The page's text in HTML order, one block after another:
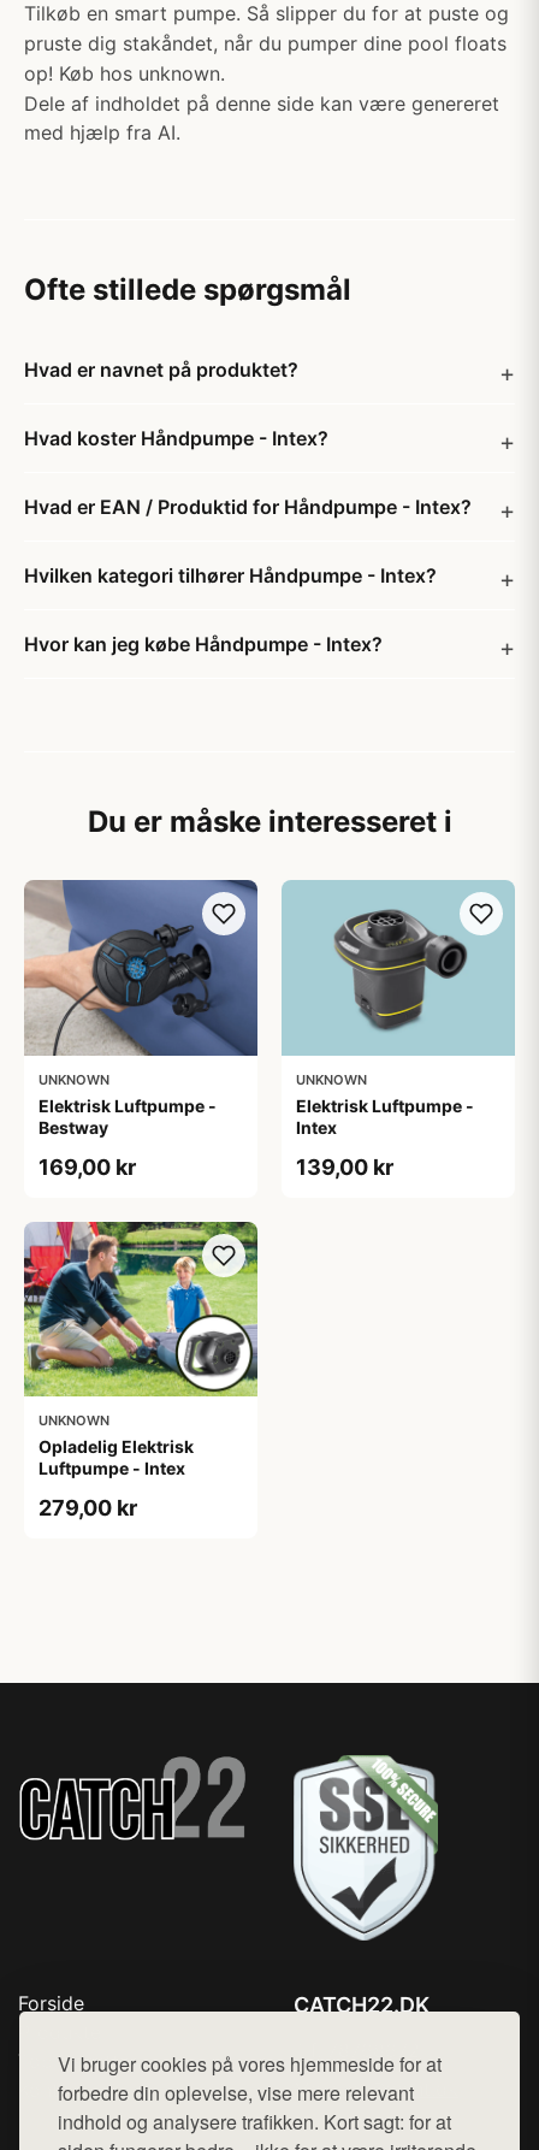
Vi bruger cookies på vores hjemmeside for at
forbedre din oplevelse, vise mere relevant
indhold og analysere trafikken. Kort sagt: for at
Tilkøb en smart pumpe. Så slipper du for at puste og
pruste dig stakåndet, når du pumper dine pool floats
op! Køb hos unknown.
Dele af indholdet på denne side kan være genereret
med hjælp fra AI.
Ofte stillede spørgsmål
Hvad er navnet på produktet?
Hvad koster Håndpumpe - Intex?
Hvad er EAN / Produktid for Håndpumpe - Intex?
Hvilken kategori tilhører Håndpumpe - Intex?
Hvor kan jeg købe Håndpumpe - Intex?
Du er måske interesseret i
UNKNOWN
Elektrisk Luftpumpe -
Bestway
169,00 kr
UNKNOWN
Elektrisk Luftpumpe -
Intex
139,00 kr
UNKNOWN
Opladelig Elektrisk
Luftpumpe - Intex
279,00 kr
Forside
Top Rabatter
Kontakt
CATCH22.DK
Mail: hej@want.dk
Cookie- og privatlivspolitik